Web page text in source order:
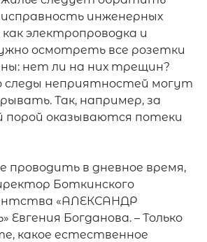
инженерных
электропроводка и
осмотреть все розетки
нет ли на них трещин?
следы неприятностей могут
Так, например, за
порой оказываются потеки
проводить в дневное время,
Боткинского
«АЛЕКСАНДР
Евгения Богданова. – Только
какое естественное